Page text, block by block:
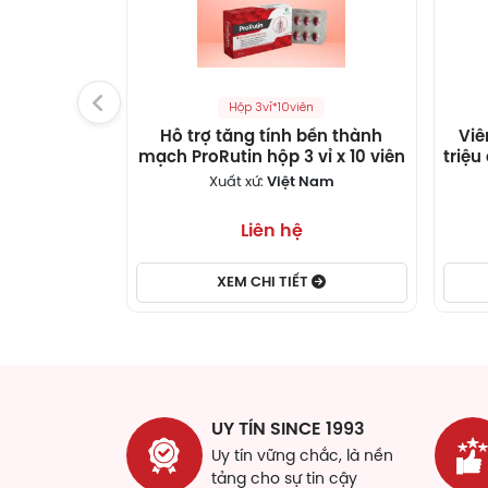
An
trợ
học
từ
Hộp 3vỉ*10viên
Hỗ trợ tăng tính bền thành
mạch ProRutin hộp 3 vỉ x 10 viên
Xuất xứ: Việt Nam
Liên hệ
XEM CHI TIẾT
triệu
UY TÍN SINCE 1993
Uy tín vững chắc, là nền
tảng cho sự tin cậy